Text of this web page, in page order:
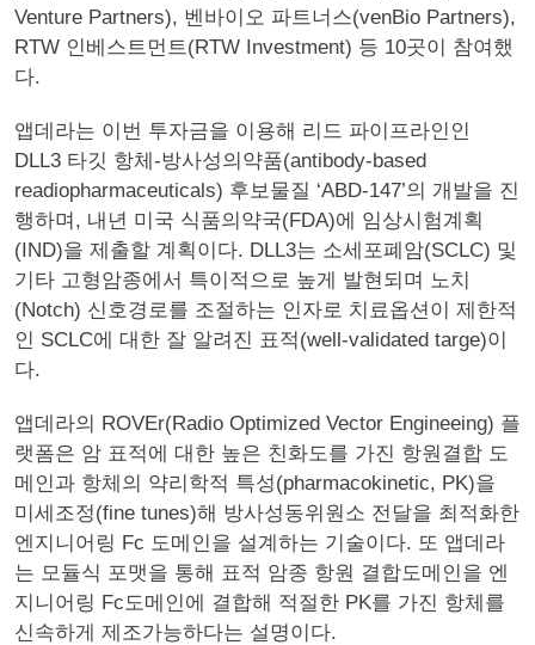
Venture Partners), 벤바이오 파트너스(venBio Partners),
RTW 인베스트먼트(RTW Investment) 등 10곳이 참여했
다.
앱데라는 이번 투자금을 이용해 리드 파이프라인인
DLL3 타깃 항체-방사성의약품(antibody-based
readiopharmaceuticals) 후보물질 ‘ABD-147’의 개발을 진
행하며, 내년 미국 식품의약국(FDA)에 임상시험계획
(IND)을 제출할 계획이다. DLL3는 소세포폐암(SCLC) 및
기타 고형암종에서 특이적으로 높게 발현되며 노치
(Notch) 신호경로를 조절하는 인자로 치료옵션이 제한적
인 SCLC에 대한 잘 알려진 표적(well-validated targe)이
다.
앱데라의 ROVEr(Radio Optimized Vector Engineeing) 플
랫폼은 암 표적에 대한 높은 친화도를 가진 항원결합 도
메인과 항체의 약리학적 특성(pharmacokinetic, PK)을
미세조정(fine tunes)해 방사성동위원소 전달을 최적화한
엔지니어링 Fc 도메인을 설계하는 기술이다. 또 앱데라
는 모듈식 포맷을 통해 표적 암종 항원 결합도메인을 엔
지니어링 Fc도메인에 결합해 적절한 PK를 가진 항체를
신속하게 제조가능하다는 설명이다.